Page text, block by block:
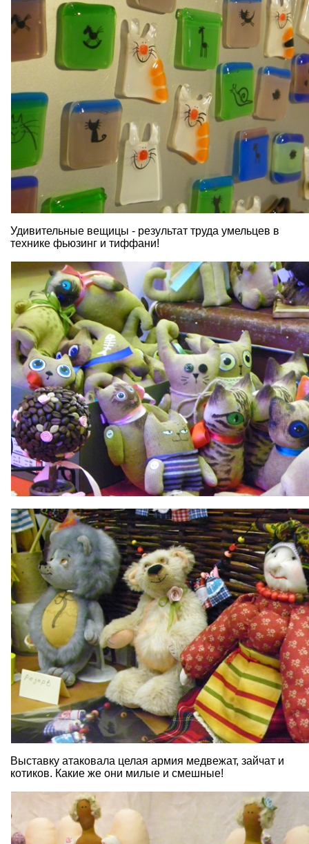
Удивительные вещицы - результат труда умельцев в
технике фьюзинг и тиффани!
Выставку атаковала целая армия медвежат, зайчат и
котиков. Какие же они милые и смешные!